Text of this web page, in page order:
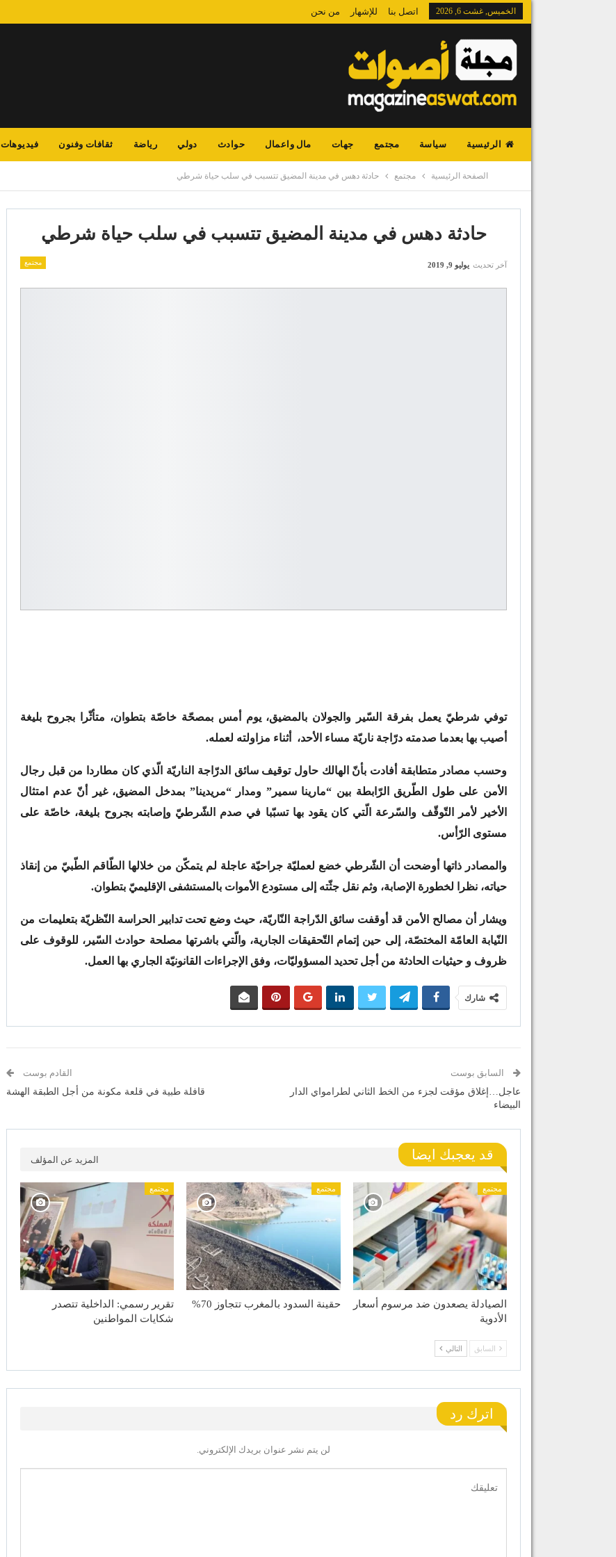
الخميس, غشت 6, 2026 اتصل بنا للإشهار من نحن
الرئيسية سياسة مجتمع جهات مال واعمال حوادث دولي رياضة ثقافات وفنون فيديوهات
الصفحة الرئيسية مجتمع حادثة دهس في مدينة المضيق تتسبب في سلب حياة شرطي
حادثة دهس في مدينة المضيق تتسبب في سلب حياة شرطي
مجتمع آخر تحديث يوليو 9, 2019
توفي شرطيّ يعمل بفرقة السّير والجولان بالمضيق، يوم أمس بمصحّة خاصّة بتطوان، متأثّرا بجروح بليغة
أصيب بها بعدما صدمته درّاجة ناريّة مساء الأحد، أثناء مزاولته لعمله.
وحسب مصادر متطابقة أفادت بأنّ الهالك حاول توقيف سائق الدرّاجة الناريّة الّذي كان مطاردا من قبل رجال
الأمن على طول الطّريق الرّابطة بين “مارينا سمير” ومدار “مريدينا” بمدخل المضيق، غير أنّ عدم امتثال
الأخير لأمر التّوقّف والسّرعة الّتي كان يقود بها تسبّبا في صدم الشّرطيّ وإصابته بجروح بليغة، خاصّة على
مستوى الرّأس.
والمصادر ذاتها أوضحت أن الشّرطي خضع لعمليّة جراحيّة عاجلة لم يتمكّن من خلالها الطّاقم الطّبيّ من إنقاذ
حياته، نظرا لخطورة الإصابة، وثم نقل جثّته إلى مستودع الأموات بالمستشفى الإقليميّ بتطوان.
ويشار أن مصالح الأمن قد أوقفت سائق الدّراجة النّاريّة، حيث وضع تحت تدابير الحراسة النّظريّة بتعليمات من
النّيابة العامّة المختصّة، إلى حين إتمام التّحقيقات الجارية، والّتي باشرتها مصلحة حوادث السّير، للوقوف على
ظروف و حيثيات الحادثة من أجل تحديد المسؤوليّات، وفق الإجراءات القانونيّة الجاري بها العمل.
شارك
السابق بوست
عاجل…إغلاق مؤقت لجزء من الخط الثاني لطرامواي الدار
البيضاء
القادم بوست
قافلة طبية في قلعة مكونة من أجل الطبقة الهشة
قد يعجبك ايضا المزيد عن المؤلف
مجتمع
الصيادلة يصعدون ضد مرسوم أسعار
الأدوية
مجتمع
حقينة السدود بالمغرب تتجاوز 70%
مجتمع
تقرير رسمي: الداخلية تتصدر
شكايات المواطنين
السابق التالي
اترك رد
لن يتم نشر عنوان بريدك الإلكتروني.